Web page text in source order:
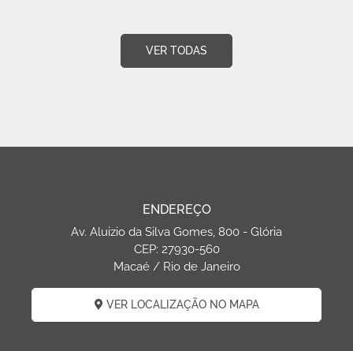
VER TODAS
ENDEREÇO
Av. Aluizio da Silva Gomes, 800 - Glória
CEP: 27930-560
Macaé / Rio de Janeiro
VER LOCALIZAÇÃO NO MAPA